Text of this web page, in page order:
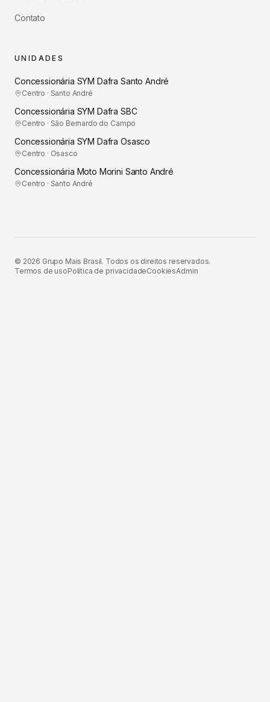
Contato
UNIDADES
Concessionária SYM Dafra Santo André
Centro · Santo André
Concessionária SYM Dafra SBC
Centro · São Bernardo do Campo
Concessionária SYM Dafra Osasco
Centro · Osasco
Concessionária Moto Morini Santo André
Centro · Santo André
© 2026 Grupo Mais Brasil. Todos os direitos reservados.
Termos de usoPolítica de privacidadeCookiesAdmin